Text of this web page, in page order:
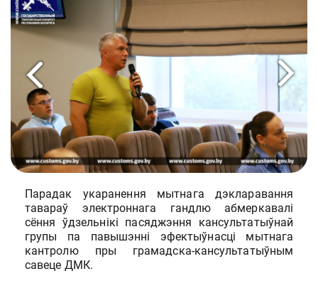
Парадак укаранення мытнага дэкларавання
тавараў электроннага гандлю абмеркавалі
сёння ўдзельнікі пасяджэння кансультатыўнай
групы па павышэнні эфектыўнасці мытнага
кантролю пры грамадска-кансультатыўным
савеце ДМК.